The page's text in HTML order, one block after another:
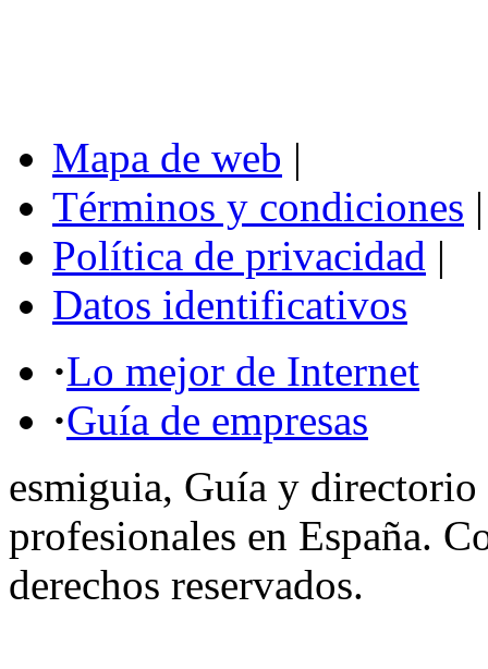
Mapa de web |
Términos y condiciones |
Política de privacidad |
Datos identificativos
·Lo mejor de Internet
·Guía de empresas
esmiguia, Guía y directorio
profesionales en España.
derechos reservados.